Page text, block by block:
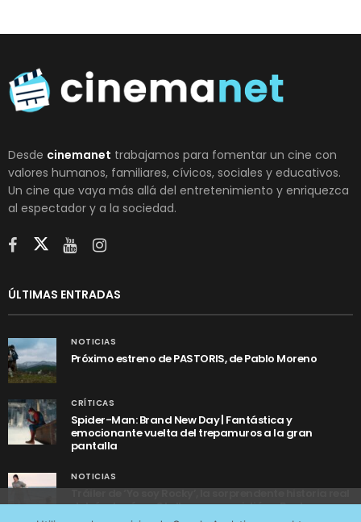
Desde cinemanet trabajamos para fomentar un cine con
valores humanos, familiares, cívicos, sociales y educativos.
Un cine que vaya más allá del entretenimiento y enriquezca
al espectador y a la sociedad.
ÚLTIMAS ENTRADAS
NOTICIAS
Próximo estreno de PASTORIS, de Pablo Moreno
CRÍTICAS
Spider-Man: Brand New Day | Fantástica y
emocionante vuelta del trepamuros a la gran
pantalla
NOTICIAS
Tráiler de ‘Yo soy Rocky’, la sorprendente historia real
detrás de cómo Stallone se convirtió en Rocky